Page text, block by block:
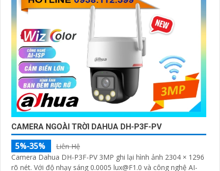
CAMERA NGOÀI TRỜI DAHUA DH-P3F-PV
5%-35%
Liên Hệ
Camera Dahua DH-P3F-PV 3MP ghi lại hình ảnh 2304 × 1296
rõ nét. Với độ nhạy sáng 0.0005 lux@F1.0 và công nghệ AI-